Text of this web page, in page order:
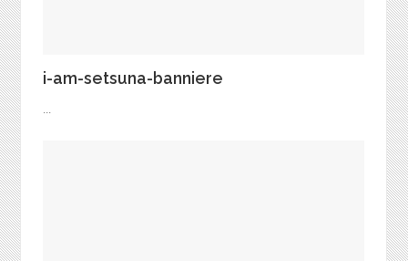
i-am-setsuna-banniere
...